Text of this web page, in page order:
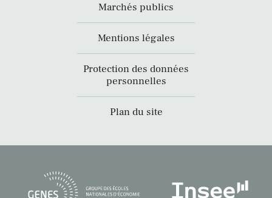
Marchés publics
Mentions légales
Protection des données
personnelles
Plan du site